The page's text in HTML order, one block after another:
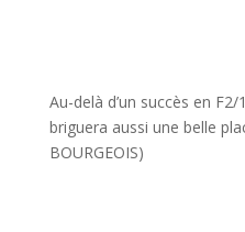
Au-delà d’un succès en F2/
briguera aussi une belle
BOURGEOIS)